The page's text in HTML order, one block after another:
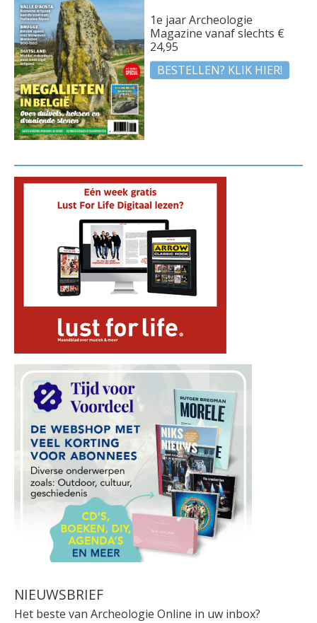
1e jaar Archeologie
Magazine vanaf slechts €
24,95
BESTELLEN? KLIK HIER!
NIEUWSBRIEF
Het beste van Archeologie Online in uw inbox?